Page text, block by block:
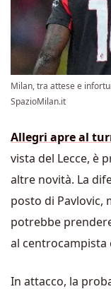
Milan, tra attese e
SpazioMilan.it
Allegri apre al
vista del Lecce, è
altre novità. La
posto di Pavlovic,
potrebbe
al centrocampista
In attacco, la